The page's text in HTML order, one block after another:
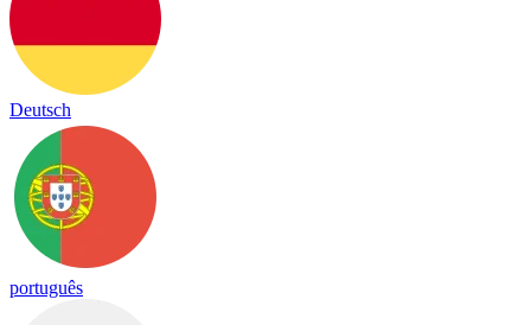
Deutsch
português